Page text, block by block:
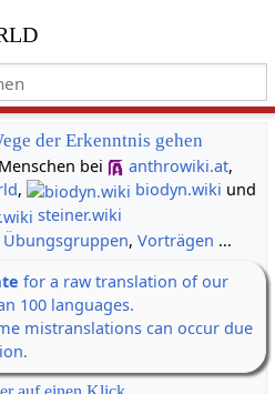
der Erkenntnis gehen
bei
anthrowiki.at,
, biodyn.wiki und
steiner.wiki
Übungsgruppen, Vorträgen ...
for a raw translation of our
100 languages.
mistranslations can occur due